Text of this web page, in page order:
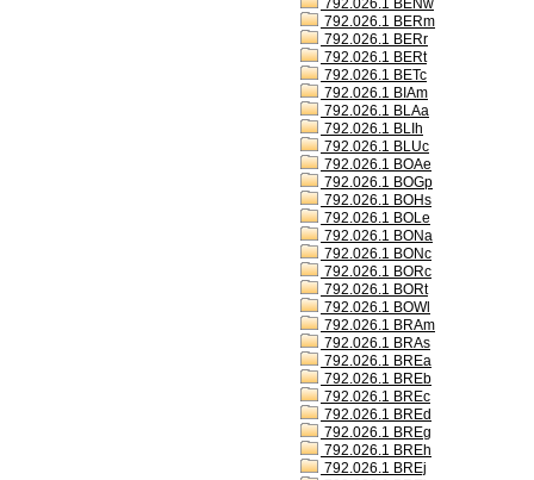
792.026.1 BENw
792.026.1 BERm
792.026.1 BERr
792.026.1 BERt
792.026.1 BETc
792.026.1 BIAm
792.026.1 BLAa
792.026.1 BLIh
792.026.1 BLUc
792.026.1 BOAe
792.026.1 BOGp
792.026.1 BOHs
792.026.1 BOLe
792.026.1 BONa
792.026.1 BONc
792.026.1 BORc
792.026.1 BORt
792.026.1 BOWl
792.026.1 BRAm
792.026.1 BRAs
792.026.1 BREa
792.026.1 BREb
792.026.1 BREc
792.026.1 BREd
792.026.1 BREg
792.026.1 BREh
792.026.1 BREj